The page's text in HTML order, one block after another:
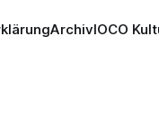
ArchivIOCO